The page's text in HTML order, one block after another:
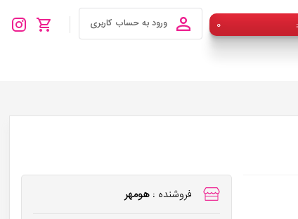
۰ ورود به حساب کاربری
فروشنده : هومهر